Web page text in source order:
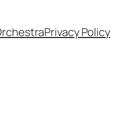
Privacy Policy